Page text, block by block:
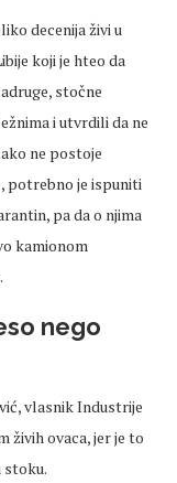
decenija živi u
koji je hteo da
stočne
i utvrdili da ne
ne postoje
potrebno je ispuniti
pa da o njima
kamionom
nego
vlasnik Industrije
živih ovaca, jer je to
stoku.